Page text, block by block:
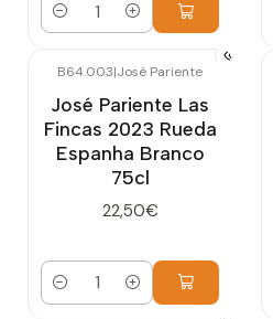
Quantidade
B64.003|José Pariente
José Pariente Las
Fincas 2023 Rueda
Espanha Branco
75cl
22,50€
Quantidade